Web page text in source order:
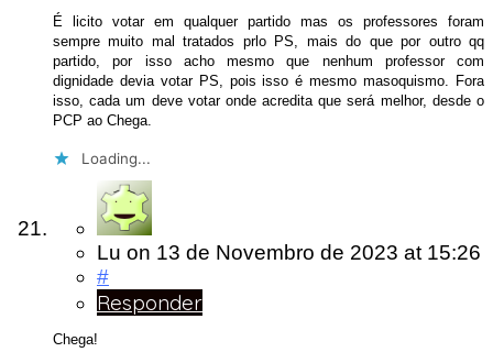
É licito votar em qualquer partido mas os professores foram
sempre muito mal tratados prlo PS, mais do que por outro qq
partido, por isso acho mesmo que nenhum professor com
dignidade devia votar PS, pois isso é mesmo masoquismo. Fora
isso, cada um deve votar onde acredita que será melhor, desde o
PCP ao Chega.
Loading...
Lu on 13 de Novembro de 2023 at 15:26
#
Responder
Chega!